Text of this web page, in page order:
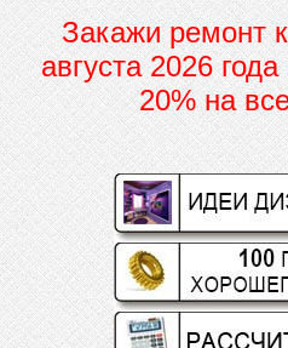
Закажи ремонт
августа 2026
20% на